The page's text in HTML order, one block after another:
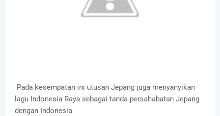
Pada kesempatan ini utusan Jepang juga menyanyikan
lagu Indonesia Raya sebagai tanda persahabatan Jepang
dengan Indonesia